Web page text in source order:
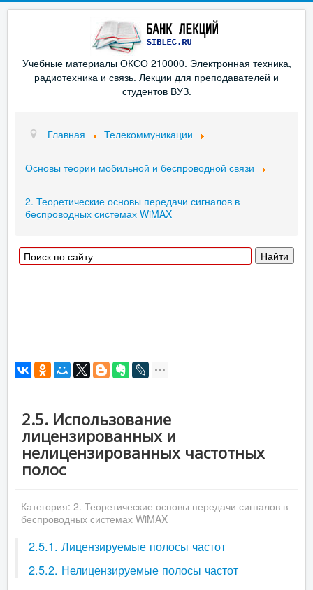
Учебные материалы ОКСО 210000. Электронная техника,
радиотехника и связь. Лекции для преподавателей и
студентов ВУЗ.
Главная Телекоммуникации
Основы теории мобильной и беспроводной связи
2. Теоретические основы передачи сигналов в
беспроводных системах WiMAX
2.5. Использование
лицензированных и
нелицензированных частотных
полос
Категория: 2. Теоретические основы передачи сигналов в
беспроводных системах WiMAX
2.5.1. Лицензируемые полосы частот
2.5.2. Нелицензируемые полосы частот